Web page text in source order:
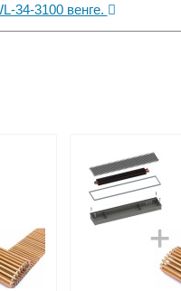
34-3100 венге.
Qiwi-кошельки и другие).